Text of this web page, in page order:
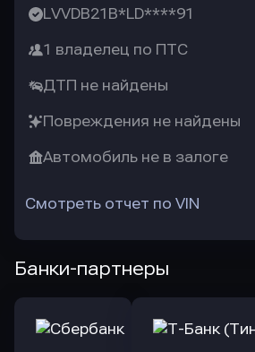
LVVDB21B*LD****91
1 владелец по ПТС
ДТП не найдены
Повреждения не найдены
Автомобиль не в залоге
Смотреть отчет по VIN
Банки-партнеры